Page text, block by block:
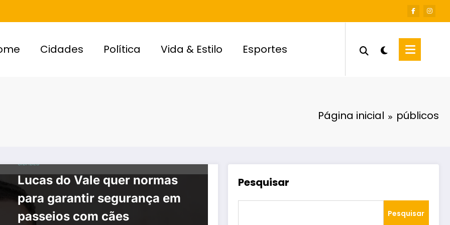
Cidades Política Vida & Estilo Esportes
Página inicial públicos
CIDADES
Lucas do Vale quer normas
para garantir segurança em
passeios com cães
Pesquisar
Pesquisar